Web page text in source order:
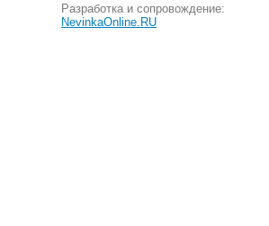
Разработка и сопровождение:
NevinkaOnline.RU